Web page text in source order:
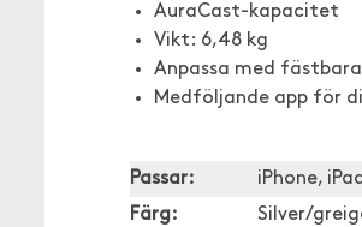
AuraCast-kapacitet
Vikt: 6,48 kg
Anpassa med
Medföljande app för
Passar:
iPhone,
Färg:
Silver/